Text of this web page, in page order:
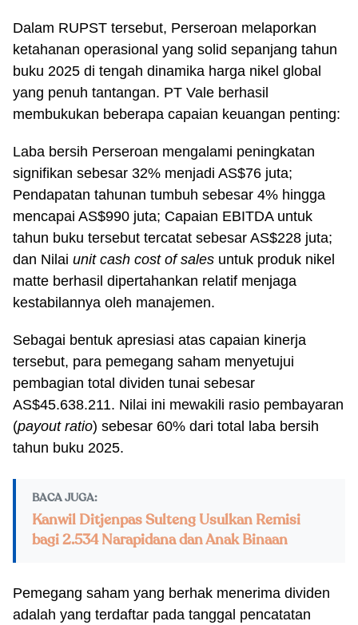
Dalam RUPST tersebut, Perseroan melaporkan
ketahanan operasional yang solid sepanjang tahun
buku 2025 di tengah dinamika harga nikel global
yang penuh tantangan. PT Vale berhasil
membukukan beberapa capaian keuangan penting:
Laba bersih Perseroan mengalami peningkatan
signifikan sebesar 32% menjadi AS$76 juta;
Pendapatan tahunan tumbuh sebesar 4% hingga
mencapai AS$990 juta; Capaian EBITDA untuk
tahun buku tersebut tercatat sebesar AS$228 juta;
dan Nilai unit cash cost of sales untuk produk nikel
matte berhasil dipertahankan relatif menjaga
kestabilannya oleh manajemen.
Sebagai bentuk apresiasi atas capaian kinerja
tersebut, para pemegang saham menyetujui
pembagian total dividen tunai sebesar
AS$45.638.211. Nilai ini mewakili rasio pembayaran
(payout ratio) sebesar 60% dari total laba bersih
tahun buku 2025.
BACA JUGA:
Kanwil Ditjenpas Sulteng Usulkan Remisi
bagi 2.534 Narapidana dan Anak Binaan
Pemegang saham yang berhak menerima dividen
adalah yang terdaftar pada tanggal pencatatan